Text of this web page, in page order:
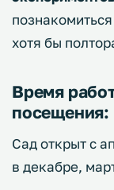
хотя бы
Время
посещения:
Сад открыт с
в декабре,